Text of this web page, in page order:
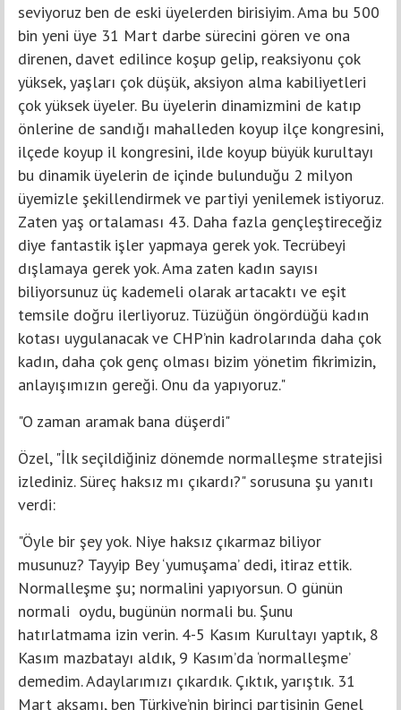
seviyoruz ben de eski üyelerden birisiyim. Ama bu 500
bin yeni üye 31 Mart darbe sürecini gören ve ona
direnen, davet edilince koşup gelip, reaksiyonu çok
yüksek, yaşları çok düşük, aksiyon alma kabiliyetleri
çok yüksek üyeler. Bu üyelerin dinamizmini de katıp
önlerine de sandığı mahalleden koyup ilçe kongresini,
ilçede koyup il kongresini, ilde koyup büyük kurultayı
bu dinamik üyelerin de içinde bulunduğu 2 milyon
üyemizle şekillendirmek ve partiyi yenilemek istiyoruz.
Zaten yaş ortalaması 43. Daha fazla gençleştireceğiz
diye fantastik işler yapmaya gerek yok. Tecrübeyi
dışlamaya gerek yok. Ama zaten kadın sayısı
biliyorsunuz üç kademeli olarak artacaktı ve eşit
temsile doğru ilerliyoruz. Tüzüğün öngördüğü kadın
kotası uygulanacak ve CHP’nin kadrolarında daha çok
kadın, daha çok genç olması bizim yönetim fikrimizin,
anlayışımızın gereği. Onu da yapıyoruz."
"O zaman aramak bana düşerdi"
Özel, "İlk seçildiğiniz dönemde normalleşme stratejisi
izlediniz. Süreç haksız mı çıkardı?" sorusuna şu yanıtı
verdi:
"Öyle bir şey yok. Niye haksız çıkarmaz biliyor
musunuz? Tayyip Bey ‘yumuşama’ dedi, itiraz ettik.
Normalleşme şu; normalini yapıyorsun. O günün
normali oydu, bugünün normali bu. Şunu
hatırlatmama izin verin. 4-5 Kasım Kurultayı yaptık, 8
Kasım mazbatayı aldık, 9 Kasım’da ‘normalleşme’
demedim. Adaylarımızı çıkardık. Çıktık, yarıştık. 31
Mart akşamı, ben Türkiye’nin birinci partisinin Genel